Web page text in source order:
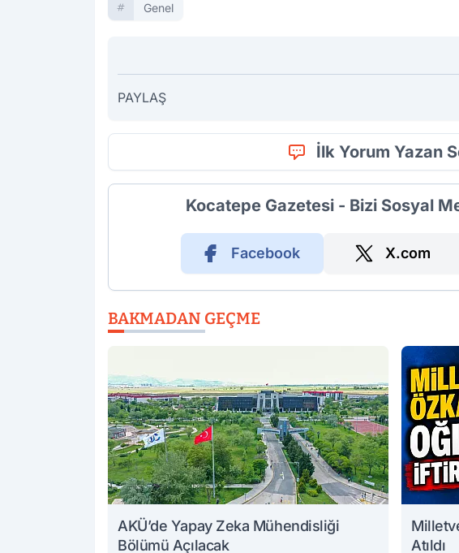
Genel
PAYLAŞ
İlk Yorum Yazan
Kocatepe Gazetesi - Bizi Sosyal
Facebook X.com
BAKMADAN GEÇME
AKÜ’de Yapay Zeka Mühendisliği
Bölümü Açılacak
Atıldı